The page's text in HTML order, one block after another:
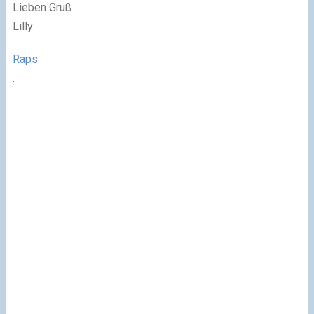
Lieben Gruß
Lilly
Raps
.